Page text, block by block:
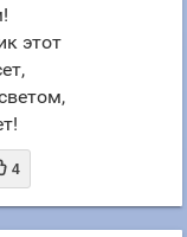
этот
4